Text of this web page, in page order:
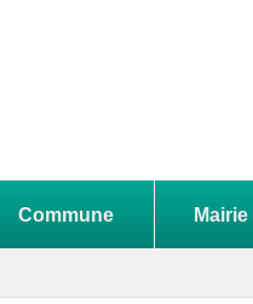
Commune Mairie